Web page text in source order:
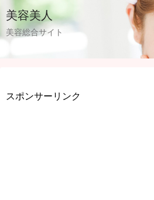
美容美人
美容総合サイト
スポンサーリンク